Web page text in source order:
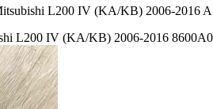
L200 IV (KA/KB) 2006-2016
L200 IV (KA/KB) 2006-2016